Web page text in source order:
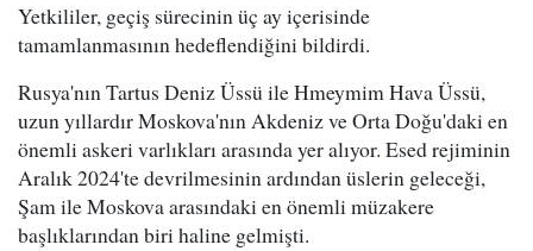
Yetkililer, geçiş sürecinin üç ay içerisinde
tamamlanmasının hedeflendiğini bildirdi.
Rusya'nın Tartus Deniz Üssü ile Hmeymim Hava Üssü,
uzun yıllardır Moskova'nın Akdeniz ve Orta Doğu'daki en
önemli askeri varlıkları arasında yer alıyor. Esed rejiminin
Aralık 2024'te devrilmesinin ardından üslerin geleceği,
Şam ile Moskova arasındaki en önemli müzakere
başlıklarından biri haline gelmişti.